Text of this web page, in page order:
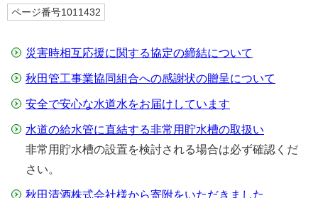
ページ番号1011432
災害時相互応援に関する協定の締結について
秋田管工事業協同組合への感謝状の贈呈について
安全で安心な水道水をお届けしています
水道の給水管に直結する非常用貯水槽の取扱い
非常用貯水槽の設置を検討される場合は必ず確認くだ
さい。
秋田清酒株式会社様から寄附をいただきました